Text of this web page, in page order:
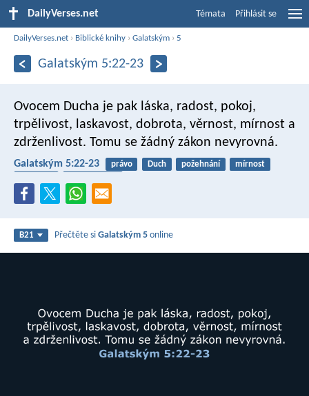
DailyVerses.net Témata Přihlásit se
DailyVerses.net › Biblické knihy ›Galatským ›5
Galatským 5:22-23
Ovocem Ducha je pak láska, radost, pokoj,
trpělivost, laskavost, dobrota, věrnost, mírnost a
zdrženlivost. Tomu se žádný zákon nevyrovná.
Galatským 5:22-23 právo Duch požehnání
mírnost
B21 Přečtěte siGalatským 5 online